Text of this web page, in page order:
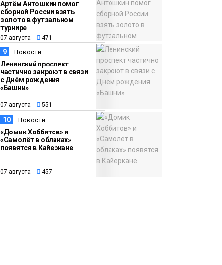
Артём Антошкин помог
сборной России взять
золото в футзальном
турнире
07 августа 471
9 Новости
Ленинский проспект
частично закроют в связи
с Днём рождения
«Башни»
07 августа 551
10 Новости
«Домик Хоббитов» и
«Самолёт в облаках»
появятся в Кайеркане
07 августа 457